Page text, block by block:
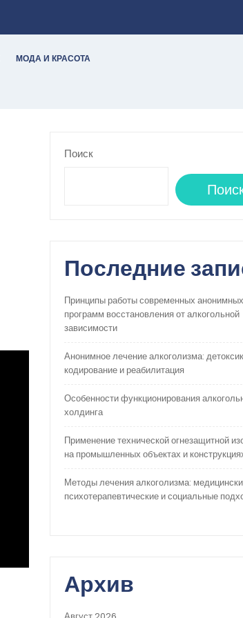
МОДА И КРАСОТА
Поиск
Последние
Принципы работы современных анонимных
программ восстановления от алкогольной
зависимости
Анонимное лечение алкоголизма:
кодирование и реабилитация
Особенности функционирования
холдинга
Применение технической огнезащитной
на промышленных объектах и
Методы лечения алкоголизма:
психотерапевтические и социальные
Архив